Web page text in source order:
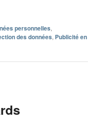
personnelles,
des données, Publicité en